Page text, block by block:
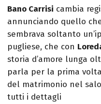
Bano Carrisi cambia
annunciando quello
sembrava soltanto
pugliese, che con
storia d’amore lunga
parla per la prima
del matrimonio nel
tutti i dettagli